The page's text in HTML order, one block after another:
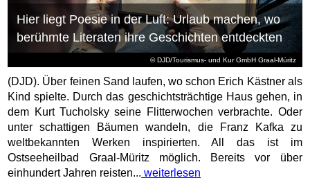
© DJD/Tourismus- und Kur GmbH Graal-Müritz
Hier liegt Poesie in der Luft: Urlaub machen, wo
berühmte Literaten ihre Geschichten entdeckten
(DJD). Über feinen Sand laufen, wo schon Erich Kästner als
Kind spielte. Durch das geschichtsträchtige Haus gehen, in
dem Kurt Tucholsky seine Flitterwochen verbrachte. Oder
unter schattigen Bäumen wandeln, die Franz Kafka zu
weltbekannten Werken inspirierten. All das ist im
Ostseeheilbad Graal-Müritz möglich. Bereits vor über
einhundert Jahren reisten... weiterlesen